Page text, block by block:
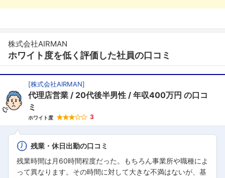
株式会社AIRMAN
ホワイト度を低く評価した社員の口コミ
[株式会社AIRMAN]
代理店営業 20代後半男性 年収400万円 の口コ
ミ
ホワイト度 3
残業・休日出勤の口コミ
残業時間は月60時間程度だった。もちろん事業所や職種によ
って異なります。その時間に対して大きな不満はないが、基